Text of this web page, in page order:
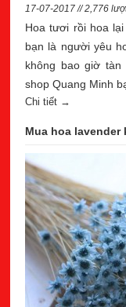
17-07-2017 // 2,776
Hoa tươi rồi hoa
bạn là người yêu
không bao giờ tàn
shop Quang Minh
Chi tiết →
Mua hoa